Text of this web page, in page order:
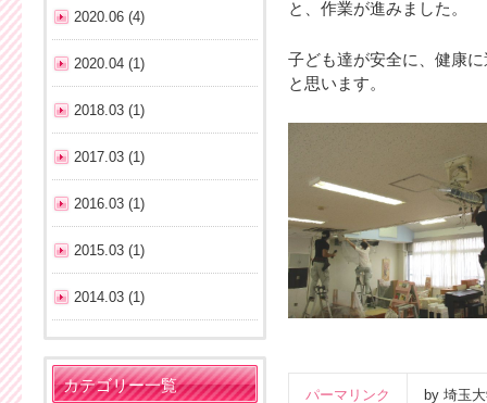
と、作業が進みました。
子ども達が安全に、健康
と思います。
パーマリンク by 埼玉
2020.06 (4)
2020.04 (1)
2018.03 (1)
2017.03 (1)
2016.03 (1)
2015.03 (1)
2014.03 (1)
カテゴリー一覧